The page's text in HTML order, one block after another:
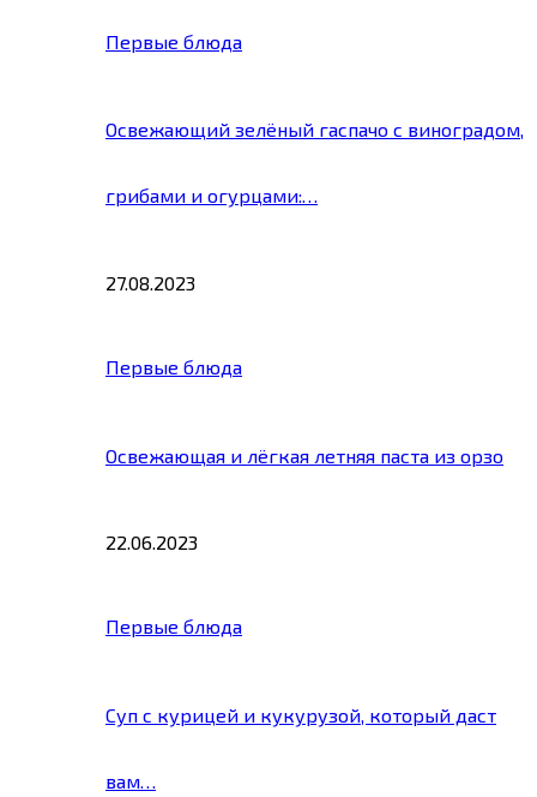
Первые блюда
Освежающий зелёный гаспачо с виноградом,
грибами и огурцами:…
27.08.2023
Первые блюда
Освежающая и лёгкая летняя паста из орзо
22.06.2023
Первые блюда
Суп с курицей и кукурузой, который даст
вам…